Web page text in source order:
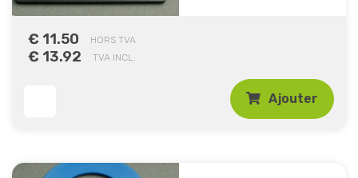
€ 11.50 HORS TVA
€ 13.92 TVA INCL.
Ajouter